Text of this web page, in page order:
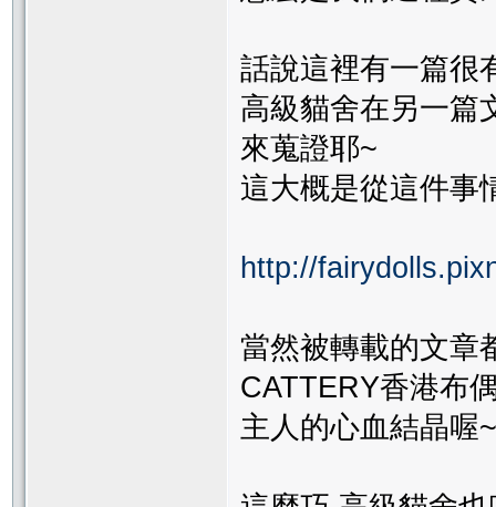
話說這裡有一篇很
高級貓舍在另一篇
來蒐證耶~
這大概是從這件事
http://
當然被轉載的文章
CATTERY香港布
主人的心血結晶喔~